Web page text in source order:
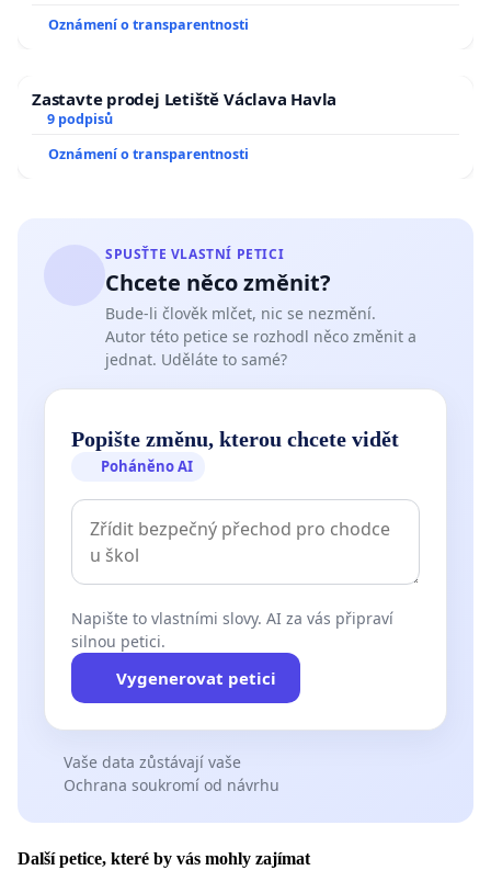
Oznámení o transparentnosti
Zastavte prodej Letiště Václava Havla
9 podpisů
Oznámení o transparentnosti
SPUSŤTE VLASTNÍ PETICI
Chcete něco změnit?
Bude-li člověk mlčet, nic se nezmění.
Autor této petice se rozhodl něco změnit a
jednat. Uděláte to samé?
Popište změnu, kterou chcete vidět
Poháněno AI
Napište to vlastními slovy. AI za vás připraví
silnou petici.
Vygenerovat petici
Vaše data zůstávají vaše
Ochrana soukromí od návrhu
Další petice, které by vás mohly zajímat